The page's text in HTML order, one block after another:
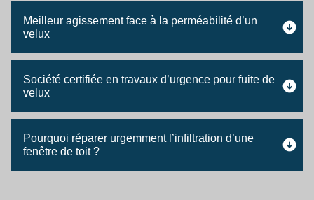
Meilleur agissement face à la perméabilité d’un
velux
Société certifiée en travaux d’urgence pour fuite de
velux
Pourquoi réparer urgemment l’infiltration d’une
fenêtre de toit ?